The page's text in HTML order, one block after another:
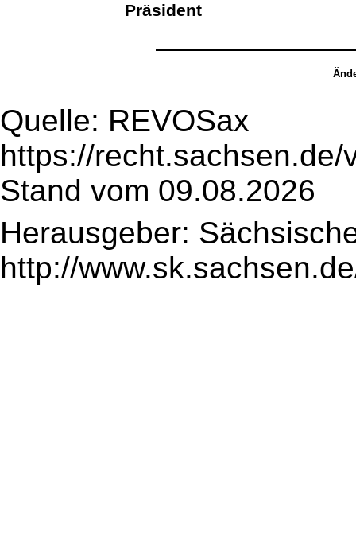
Präsident
Quelle: REVOSax
https://
Stand vom 09.08.2026
Herausgeber:
http://